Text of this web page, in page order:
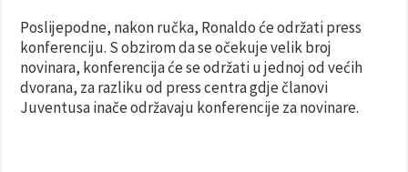
Poslijepodne, nakon ručka, Ronaldo će održati press
konferenciju. S obzirom da se očekuje velik broj
novinara, konferencija će se održati u jednoj od većih
dvorana, za razliku od press centra gdje članovi
Juventusa inače održavaju konferencije za novinare.